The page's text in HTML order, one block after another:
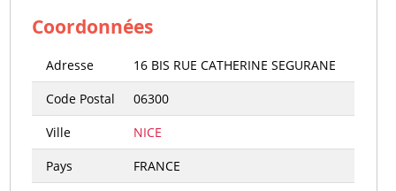
Coordonnées
Adresse
16 BIS RUE CATHERINE SEGURANE
Code Postal
06300
Ville
NICE
Pays
FRANCE